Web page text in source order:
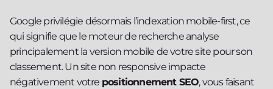
Google privilégie désormais l’indexation mobile-first, ce
qui signifie que le moteur de recherche analyse
principalement la version mobile de votre site pour son
classement. Un site non responsive impacte
négativement votre positionnement SEO, vous faisant